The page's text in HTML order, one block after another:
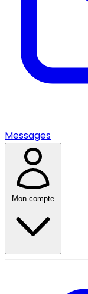
Messages
Mon compte